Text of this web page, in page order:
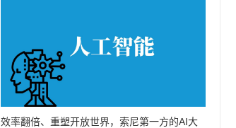
效率翻倍、重塑开放世界，索尼第一方的AI大